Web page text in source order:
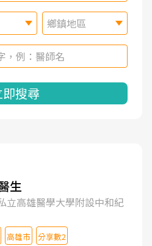
鄉鎮地區
即搜尋
生
立高雄醫學大學附設中和紀
高雄市 分享數2